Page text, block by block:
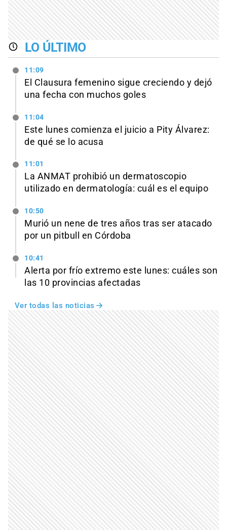
LO ÚLTIMO
11:09
El Clausura femenino sigue creciendo y dejó
una fecha con muchos goles
11:04
Este lunes comienza el juicio a Pity Álvarez:
de qué se lo acusa
11:01
La ANMAT prohibió un dermatoscopio
utilizado en dermatología: cuál es el equipo
10:50
Murió un nene de tres años tras ser atacado
por un pitbull en Córdoba
10:41
Alerta por frío extremo este lunes: cuáles son
las 10 provincias afectadas
Ver todas las noticias